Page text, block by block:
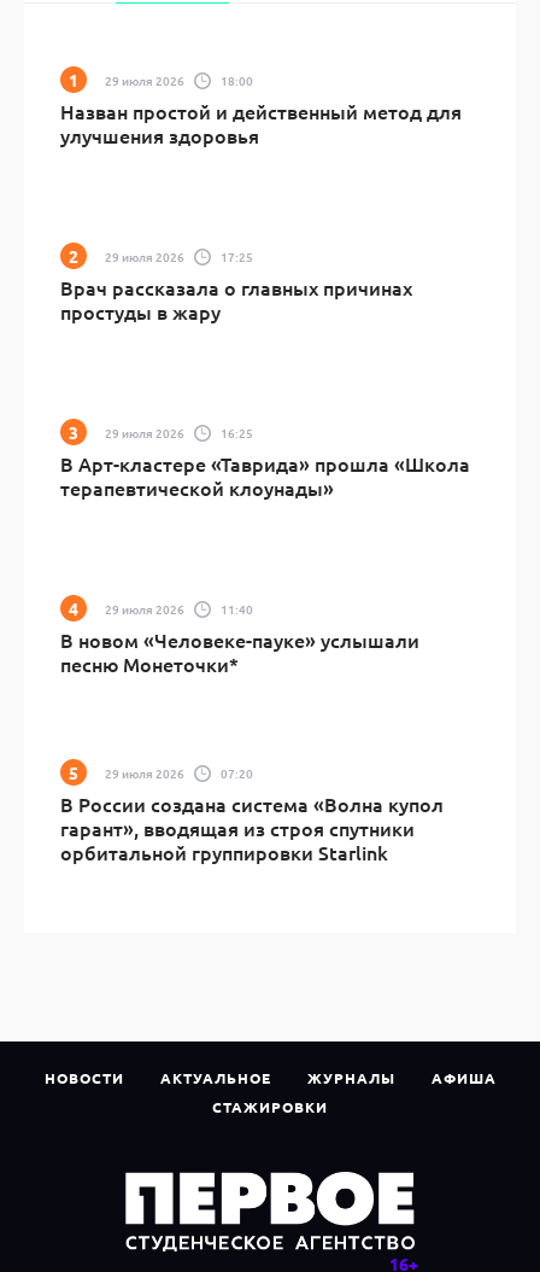
29 июля 2026 18:00
Назван простой и действенный метод для
улучшения здоровья
29 июля 2026 17:25
Врач рассказала о главных причинах
простуды в жару
29 июля 2026 16:25
В Арт-кластере «Таврида» прошла «Школа
терапевтической клоунады»
29 июля 2026 11:40
В новом «Человеке-пауке» услышали
песню Монеточки*
29 июля 2026 07:20
В России создана система «Волна купол
гарант», вводящая из строя спутники
орбитальной группировки Starlink
НОВОСТИ АКТУАЛЬНОЕ ЖУРНАЛЫ
АФИША
СТАЖИРОВКИ